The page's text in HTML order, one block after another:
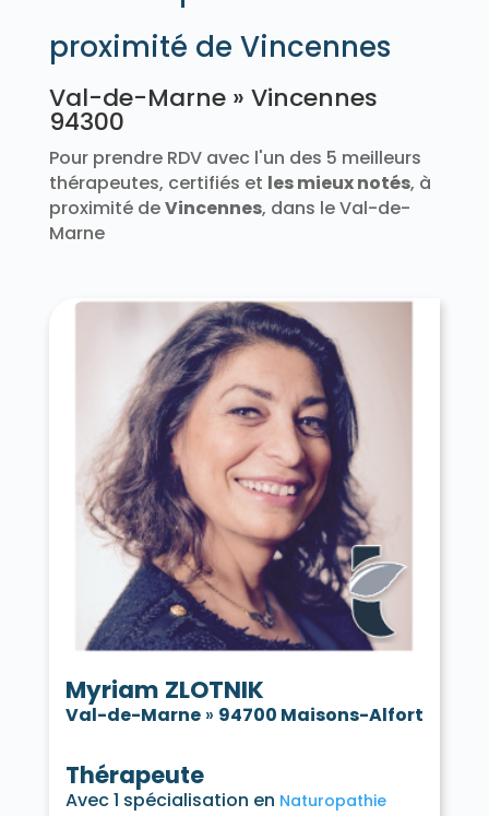
proximité de Vincennes
Val-de-Marne » Vincennes
94300
Pour prendre RDV avec l'un des 5 meilleurs
thérapeutes, certifiés et les mieux notés, à
proximité deVincennes, dans le Val-de-
Marne
Myriam ZLOTNIK
Val-de-Marne» 94700 Maisons-Alfort
Thérapeute
Avec 1 spécialisation en Naturopathie